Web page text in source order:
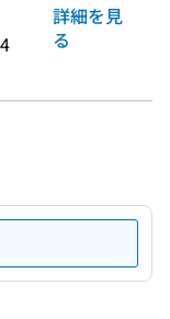
詳細を見
る